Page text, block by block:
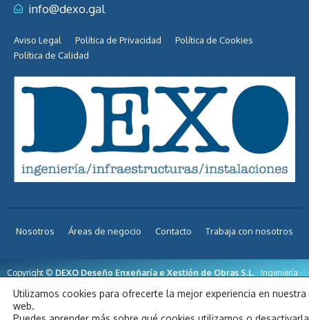
info@dexo.gal
Aviso Legal Política de Privacidad
Política de Cookies
Política de Calidad
Nosotros Áreas de negocio Contacto Trabaja con nosotros
Copyright © DEXO Deseño Enxeñaría e Xestión de Obras S.L. · Ingeniería ·
Utilizamos cookies para ofrecerte la mejor experiencia en nuestra
web.